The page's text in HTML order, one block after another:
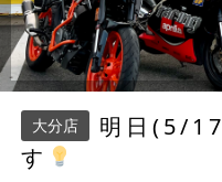
大分店
明日(5/
す